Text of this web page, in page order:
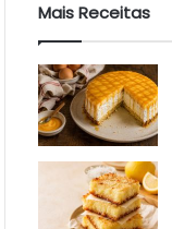
Mais Receitas